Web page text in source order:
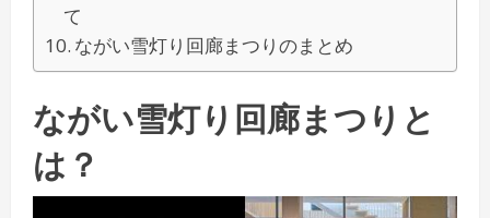
て
ながい雪灯り回廊まつりのまとめ
ながい雪灯り回廊まつりと
は？